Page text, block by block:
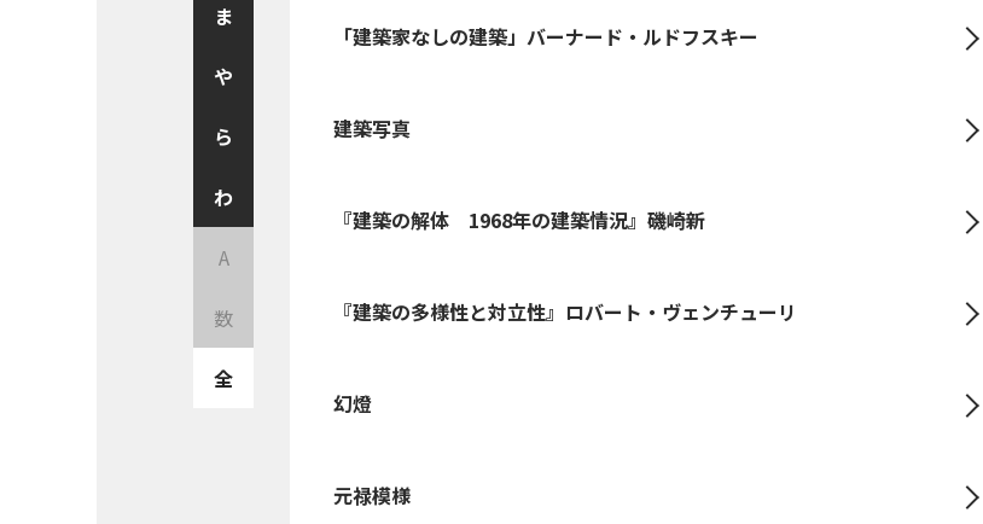
ま
や
ら
わ
A
数
全
「建築家なしの建築」バーナード・ルドフスキー
建築写真
『建築の解体 1968年の建築情況』磯崎新
『建築の多様性と対立性』ロバート・ヴェンチューリ
幻燈
元禄模様